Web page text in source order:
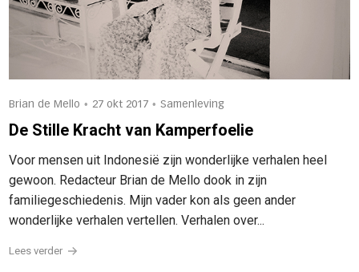
Brian de Mello • 27 okt 2017 • Samenleving
De Stille Kracht van Kamperfoelie
Voor mensen uit Indonesië zijn wonderlijke verhalen heel
gewoon. Redacteur Brian de Mello dook in zijn
familiegeschiedenis. Mijn vader kon als geen ander
wonderlijke verhalen vertellen. Verhalen over...
Lees verder